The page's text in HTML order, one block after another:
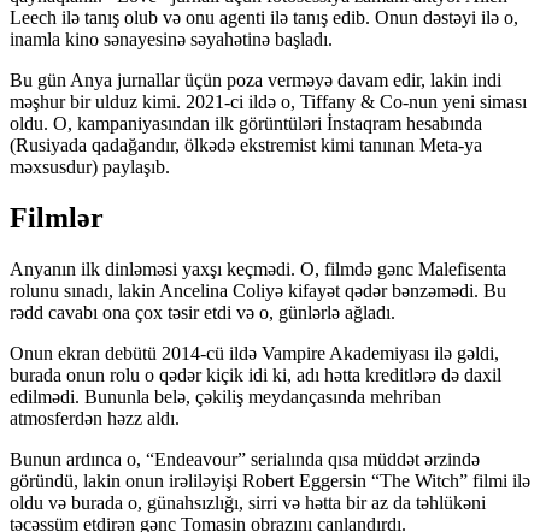
Leech ilə tanış olub və onu agenti ilə tanış edib. Onun dəstəyi ilə o,
inamla kino sənayesinə səyahətinə başladı.
Bu gün Anya jurnallar üçün poza verməyə davam edir, lakin indi
məşhur bir ulduz kimi. 2021-ci ildə o, Tiffany & Co-nun yeni siması
oldu. O, kampaniyasından ilk görüntüləri İnstaqram hesabında
(Rusiyada qadağandır, ölkədə ekstremist kimi tanınan Meta-ya
məxsusdur) paylaşıb.
Filmlər
Anyanın ilk dinləməsi yaxşı keçmədi. O, filmdə gənc Malefisenta
rolunu sınadı, lakin Ancelina Coliyə kifayət qədər bənzəmədi. Bu
rədd cavabı ona çox təsir etdi və o, günlərlə ağladı.
Onun ekran debütü 2014-cü ildə Vampire Akademiyası ilə gəldi,
burada onun rolu o qədər kiçik idi ki, adı hətta kreditlərə də daxil
edilmədi. Bununla belə, çəkiliş meydançasında mehriban
atmosferdən həzz aldı.
Bunun ardınca o, “Endeavour” serialında qısa müddət ərzində
göründü, lakin onun irəliləyişi Robert Eggersin “The Witch” filmi ilə
oldu və burada o, günahsızlığı, sirri və hətta bir az da təhlükəni
təcəssüm etdirən gənc Tomasin obrazını canlandırdı.